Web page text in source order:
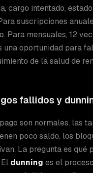
cargo intentado,
suscripciones
Para mensuales, 12
una oportunidad para
de la salud de
fallidos y
son normales, las
poco saldo, los
La pregunta es qué
dunning es el